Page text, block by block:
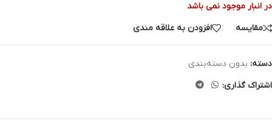
در انبار موجود نمی باشد
مقایسه
افزودن به علاقه مندی
دسته: بدون دسته‌بندی
اشتراک گذاری: